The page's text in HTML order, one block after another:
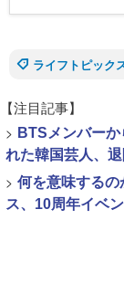
ライフトピック
【注目記事】
> BTSメンバー
れた韓国芸人、
> 何を意味する
ス、10周年イベ